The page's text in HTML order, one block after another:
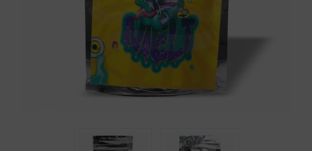
Cortadores de Charuto
Blends Para Cachimbo